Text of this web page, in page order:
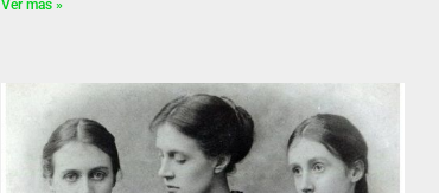
Ver más »